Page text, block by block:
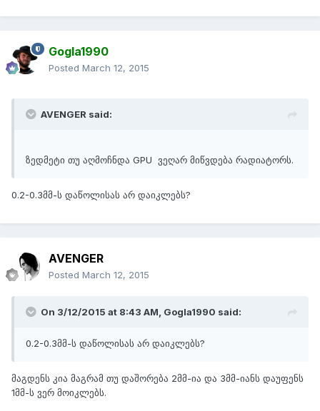
Gogla1990
Posted March 12, 2015
AVENGER said:
ზედმეტი თუ აღმოჩნდა GPU ვეღარ მიწვდება რადიატორს.
0.2-0.3მმ-ს დაწოლისას არ დაიკლებს?
AVENGER
Posted March 12, 2015
On 3/12/2015 at 8:43 AM, Gogla1990 said:
0.2-0.3მმ-ს დაწოლისას არ დაიკლებს?
მაგდენს კია მაგრამ თუ დაშორება 2მმ-ია და 3მმ-იანს დაუფენს
1მმ-ს ვერ მოიკლებს.